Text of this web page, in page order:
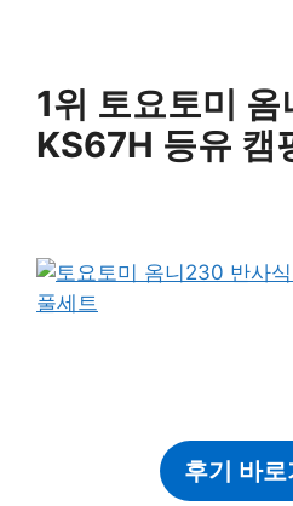
1위 토요토미
KS67H 등유 캠
후기 바로